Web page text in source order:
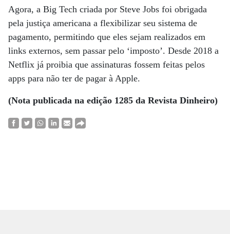
Agora, a Big Tech criada por Steve Jobs foi obrigada
pela justiça americana a flexibilizar seu sistema de
pagamento, permitindo que eles sejam realizados em
links externos, sem passar pelo ‘imposto’. Desde 2018 a
Netflix já proibia que assinaturas fossem feitas pelos
apps para não ter de pagar à Apple.
(Nota publicada na edição 1285 da Revista Dinheiro)